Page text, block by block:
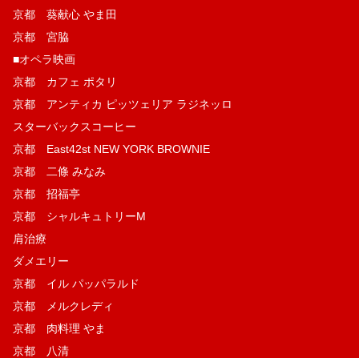
京都 葵献心 やま田
京都 宮脇
■オペラ映画
京都 カフェ ポタリ
京都 アンティカ ピッツェリア ラジネッロ
スターバックスコーヒー
京都 East42st NEW YORK BROWNIE
京都 二條 みなみ
京都 招福亭
京都 シャルキュトリーM
肩治療
ダメエリー
京都 イル パッパラルド
京都 メルクレディ
京都 肉料理 やま
京都 八清